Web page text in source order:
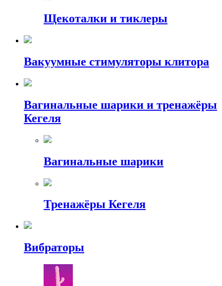
Щекоталки и тиклеры
Вакуумные стимуляторы клитора
Вагинальные шарики и тренажёры
Кегеля
Вагинальные шарики
Тренажёры Кегеля
Вибраторы